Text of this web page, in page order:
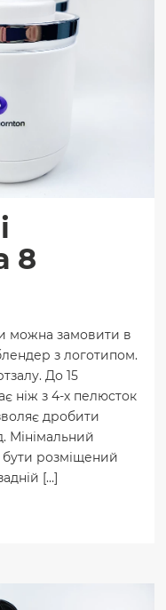
8
можна замовити в
з логотипом.
До 15
ніж з 4-х пелюсток
дробити
Мінімальний
розміщений
[…]